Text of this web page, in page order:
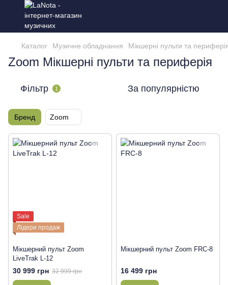
Каталог Музичне обладнання Мікшерні пульти та
Zoom Мікшерні пульти та периферія
Фільтр 1 За популярністю
Бренд Zoom
Sale
Лідери продаж
Мікшерний пульт Zoom
LiveTrak L-12
30 999 грн 32 999 грн
Мікшерний пульт Zoom FRC-8
16 499 грн